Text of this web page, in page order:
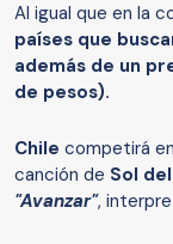
Al igual que en la
países que
además de un
de pesos).
Chile competirá
canción de Sol
"Avanzar",